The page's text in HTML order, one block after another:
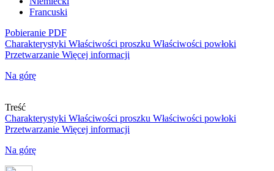
Francuski
Pobieranie PDF
Charakterystyki Właściwości proszku Właściwości powłoki
Przetwarzanie Więcej informacji
Na górę
Treść
Charakterystyki Właściwości proszku Właściwości powłoki
Przetwarzanie Więcej informacji
Na górę